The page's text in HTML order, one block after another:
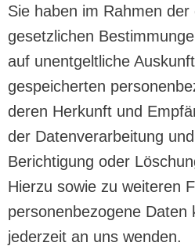
Sie haben im Rahmen der
gesetzlichen
auf unentgeltliche
gespeicherten
deren Herkunft und
der Datenverarbeitung
Berichtigung oder
Hierzu sowie zu weiteren
personenbezogene Daten
jederzeit an uns wenden.